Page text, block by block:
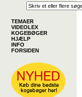
TEMAER
VIDEOLEX
KOGEBØGER
HJÆLP
INFO
FORSIDEN